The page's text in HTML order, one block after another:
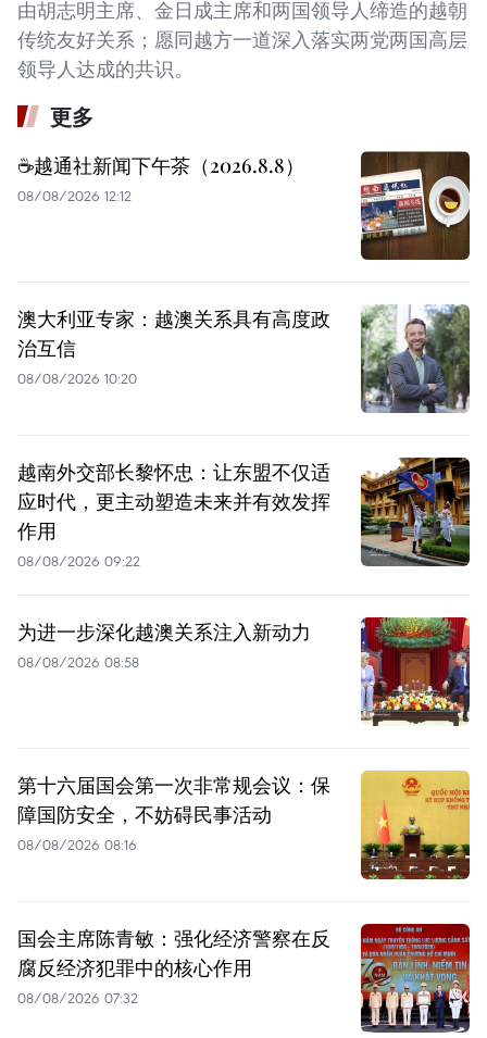
由胡志明主席、金日成主席和两国领导人缔造的越朝
传统友好关系；愿同越方一道深入落实两党两国高层
领导人达成的共识。
更多
☕️越通社新闻下午茶（2026.8.8）
08/08/2026 12:12
澳大利亚专家：越澳关系具有高度政
治互信
08/08/2026 10:20
越南外交部长黎怀忠：让东盟不仅适
应时代，更主动塑造未来并有效发挥
作用
08/08/2026 09:22
为进一步深化越澳关系注入新动力
08/08/2026 08:58
第十六届国会第一次非常规会议：保
障国防安全，不妨碍民事活动
08/08/2026 08:16
国会主席陈青敏：强化经济警察在反
腐反经济犯罪中的核心作用
08/08/2026 07:32